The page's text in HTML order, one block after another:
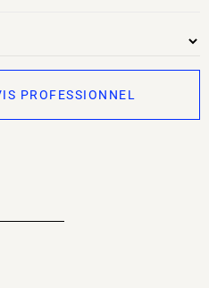
PROFESSIONNEL